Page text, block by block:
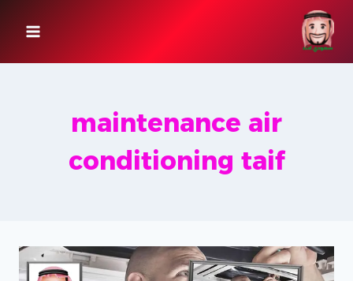
التجاوز
إلى
المحتوى
maintenance air
conditioning taif